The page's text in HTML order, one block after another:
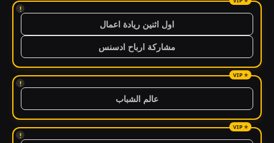
!
اول اثنين ريادة اعمال
مشاركة ارباح ادسنس
!
عالم الشباب
!